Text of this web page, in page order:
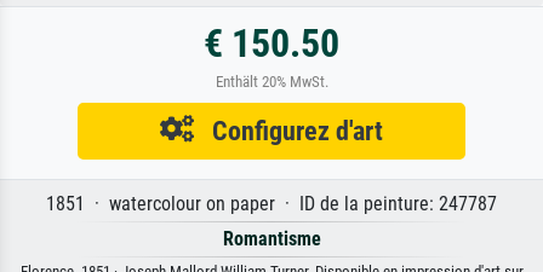
€ 150.50
Enthält 20% MwSt.
Configurez d'art
1851 · watercolour on paper · ID de la peinture: 247787
Romantisme